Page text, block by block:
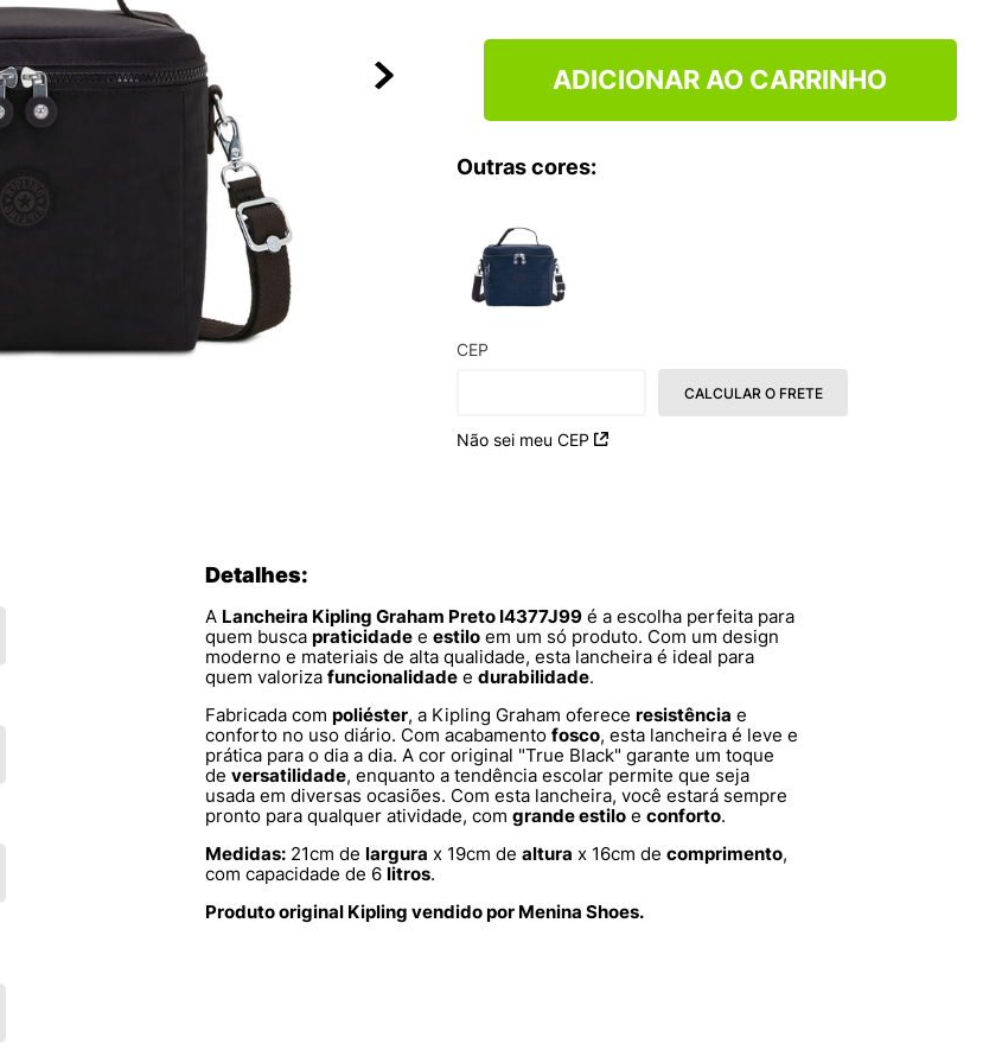
ADICIONAR AO CARRINHO
Outras cores:
CEP
Não sei meu CEP
CALCULAR O FRETE
Detalhes:
A Lancheira Kipling Graham Preto I4377J99 é a escolha perfeita para
quem busca praticidade e estilo em um só produto. Com um design
moderno e materiais de alta qualidade, esta lancheira é ideal para
quem valoriza funcionalidade e durabilidade.
Fabricada com poliéster, a Kipling Graham oferece resistência e
conforto no uso diário. Com acabamento fosco, esta lancheira é leve e
prática para o dia a dia. A cor original "True Black" garante um toque
de versatilidade, enquanto a tendência escolar permite que seja
usada em diversas ocasiões. Com esta lancheira, você estará sempre
pronto para qualquer atividade, com grande estilo e conforto.
Medidas: 21cm de largura x 19cm de altura x 16cm de comprimento,
com capacidade de 6 litros.
Produto original Kipling vendido por Menina Shoes.